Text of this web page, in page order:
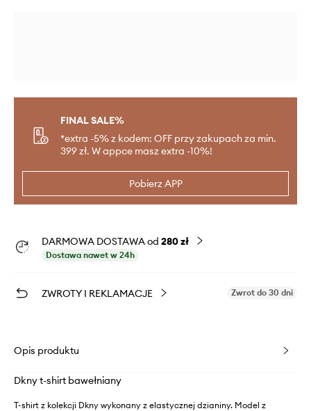
FINAL SALE%
*extra -5% z kodem: OFF przy zakupach za min.
399 zł. W appce masz extra -10%!
Pobierz APP
DARMOWA DOSTAWA od 280 zł
Dostawa nawet w 24h
ZWROTY I REKLAMACJE Zwrot do 30 dni
Opis produktu
Dkny t-shirt bawełniany
T-shirt z kolekcji Dkny wykonany z elastycznej dzianiny. Model z